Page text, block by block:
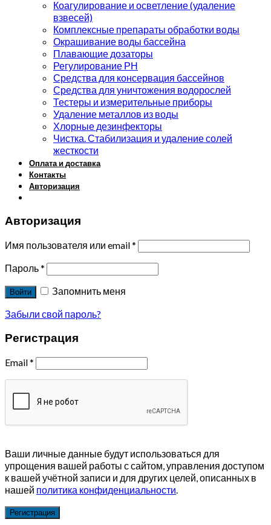
Коагулирование и осветление (удаление
взвесей)
Комплексные препараты обработки воды
Окрашивание воды бассейна
Плавающие дозаторы
Регулирование РН
Средства для консервация бассейнов
Средства для уничтожения водорослей
Тестеры и измерительные приборы
Удаление металлов из воды
Хлорные дезинфекторы
Чистка. Стабилизация и удаление солей
жесткости
Оплата и доставка
Контакты
Авторизация
Авторизация
Имя пользователя или email*
Пароль*
Войти
Запомнить меня
Забыли свой пароль?
Регистрация
Email*
Ваши личные данные будут использоваться для
упрощения вашей работы с сайтом, управления доступом
к вашей учётной записи и для других целей, описанных в
нашей политика конфиденциальности.
Регистрация